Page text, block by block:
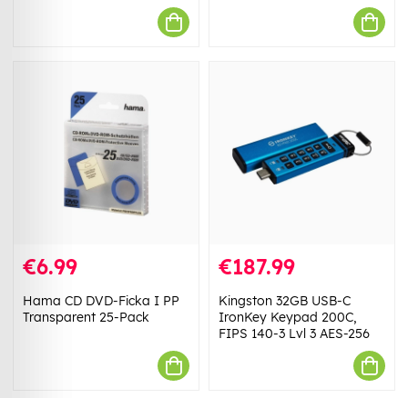
€6.99
Hama CD DVD-Ficka I PP
Transparent 25-Pack
€187.99
Kingston 32GB USB-C
IronKey Keypad 200C,
FIPS 140-3 Lvl 3 AES-256